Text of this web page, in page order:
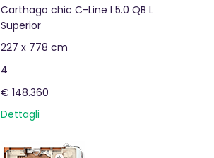
Carthago chic C-Line I 5.0 QB L
Superior
227 x 778 cm
4
€ 148.360
Dettagli